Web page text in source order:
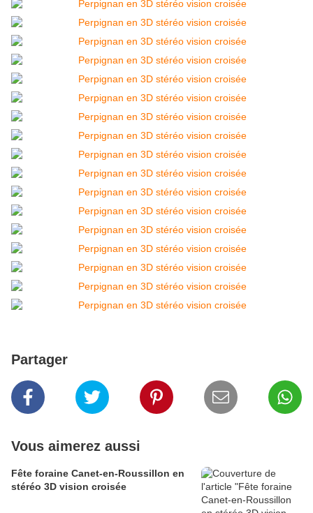
Partager
Vous aimerez aussi
Fête foraine Canet-en-Roussillon en
stéréo 3D vision croisée